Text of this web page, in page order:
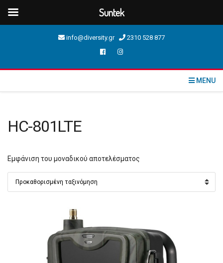
info@diversity.gr 2310 528 877
MENU
HC-801LTE
Εμφάνιση του μοναδικού αποτελέσματος
Suntek